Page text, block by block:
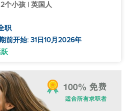
个小孩 | 英国人
职
前开始: 31日10月2026年